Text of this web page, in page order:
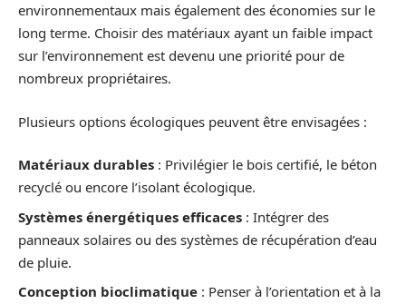
environnementaux mais également des économies sur le
long terme. Choisir des matériaux ayant un faible impact
sur l’environnement est devenu une priorité pour de
nombreux propriétaires.
Plusieurs options écologiques peuvent être envisagées :
Matériaux durables : Privilégier le bois certifié, le béton
recyclé ou encore l’isolant écologique.
Systèmes énergétiques efficaces : Intégrer des
panneaux solaires ou des systèmes de récupération d’eau
de pluie.
Conception bioclimatique : Penser à l’orientation et à la